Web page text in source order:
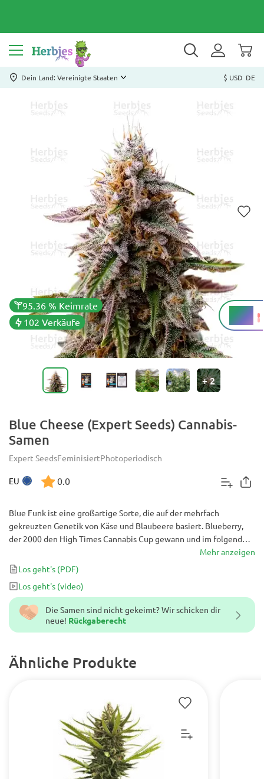
Dein Land: Vereinigte Staaten $ USD DE
95.36 % Keimrate
102 Verkäufe
20 %
THC
+2
Blue Cheese (Expert Seeds) Cannabis-
Samen
Expert SeedsFeminisiertPhotoperiodisch
EU 0.0
Die Samen sind nicht gekeimt? Wir schicken dir
neue! Rückgaberecht
Ähnliche Produkte
Blue Funk ist eine großartige Sorte, die auf der mehrfach
gekreuzten Genetik von Käse und Blaubeere basiert. Blueberry,
der 2000 den High Times Cannabis Cup gewann und im folgenden
Jahr Zweiter wurde, ist ein echtes genetisches Juwel.Mehr anzeigen
Los geht's (PDF)
Los geht's (video)